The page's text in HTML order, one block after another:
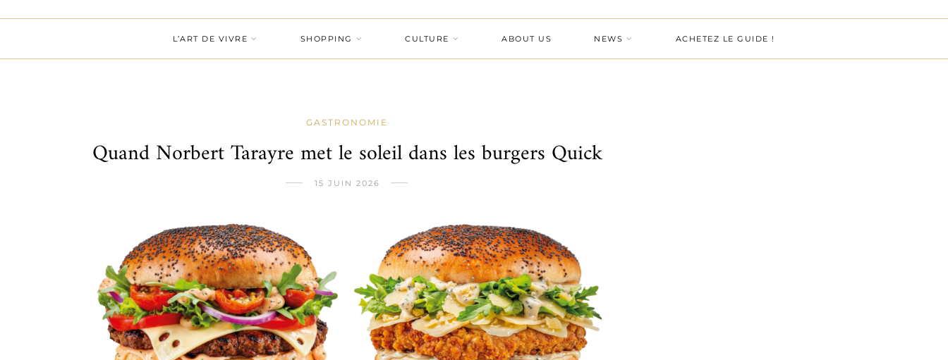
L’ART DE VIVRE SHOPPING CULTURE ABOUT US NEWS ACHETEZ LE GUIDE !
GASTRONOMIE
Quand Norbert Tarayre met le soleil dans les burgers Quick
15 JUIN 2026